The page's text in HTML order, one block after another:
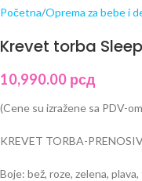
Početna Oprema za bebe i
Krevet torba
10,990.00 рсд
(Cene su izražene sa PDV-
KREVET TORBA-
Boje: bež, roze, zelena,